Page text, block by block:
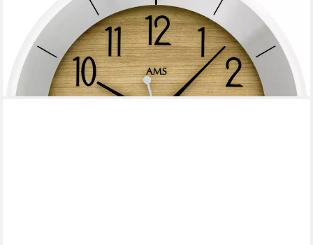
Wohnzimmer, Küche, Arbeitszimmer)
99,00 €
110,00 €
lieferbar - in 4-5 Werktagen bei dir